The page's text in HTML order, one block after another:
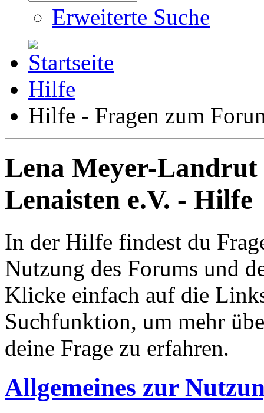
Erweiterte Suche
Hilfe
Hilfe - Fragen zum
Lena Meyer-
Lenaisten e.V. - Hilfe
In der Hilfe findest du
Nutzung des Forums und
Klicke einfach auf die
Suchfunktion, um mehr
deine Frage zu erfahren.
Allgemeines zur